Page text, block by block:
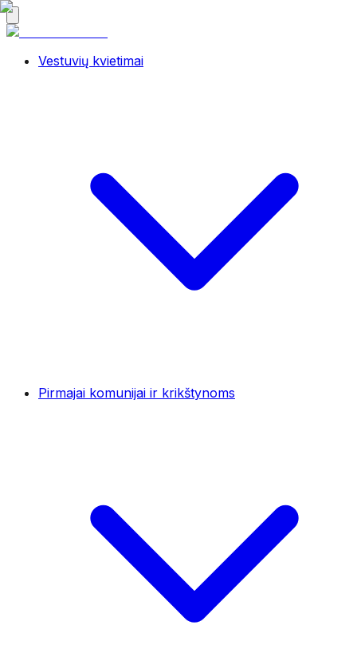
Vestuvių kvietimai
Pirmajai komunijai ir krikštynoms